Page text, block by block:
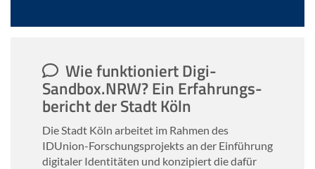
Wie funk­tio­niert Digi-​
Sandbox.NRW? Ein Er­fah­rungs­
be­richt der Stadt Köln
Die Stadt Köln ar­bei­tet im Rah­men des
IDUnion-​Forschungsprojekts an der Ein­füh­rung
di­gi­ta­ler Iden­ti­tä­ten und kon­zi­piert die dafür